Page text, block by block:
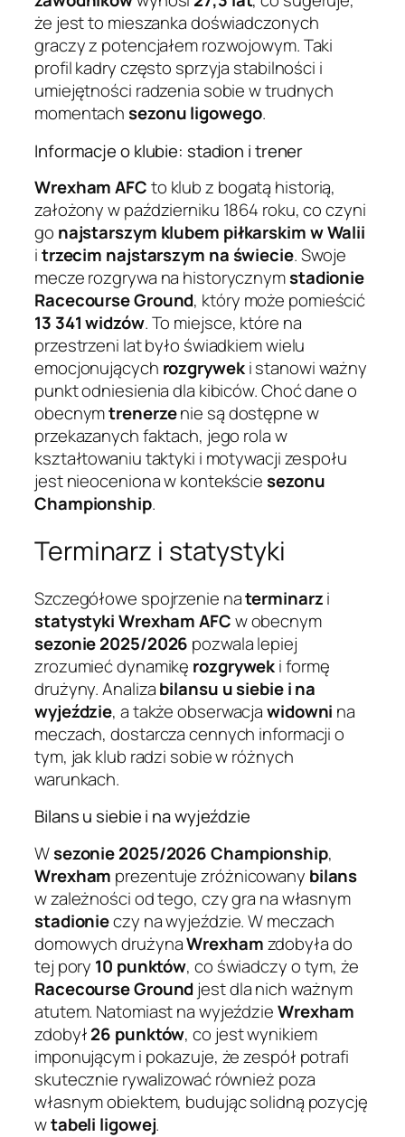
że jest to mieszanka doświadczonych
graczy z potencjałem rozwojowym. Taki
profil kadry często sprzyja stabilności i
umiejętności radzenia sobie w trudnych
momentachsezonu ligowego.
Informacje o klubie: stadion i trener
Wrexham AFCto klub z bogatą historią,
założony w październiku 1864 roku, co czyni
go najstarszym klubem piłkarskim w Walii
itrzecim najstarszym na świecie. Swoje
mecze rozgrywa na historycznymstadionie
Racecourse Ground, który może pomieścić
13 341 widzów. To miejsce, które na
przestrzeni lat było świadkiem wielu
emocjonujących rozgryweki stanowi ważny
punkt odniesienia dla kibiców. Choć dane o
obecnymtrenerzenie są dostępne w
przekazanych faktach, jego rola w
kształtowaniu taktyki i motywacji zespołu
jest nieoceniona w kontekściesezonu
Championship.
Terminarz i statystyki
Szczegółowe spojrzenie naterminarzi
statystykiWrexham AFCw obecnym
sezonie 2025/2026 pozwala lepiej
zrozumieć dynamikę rozgryweki formę
drużyny. Analizabilansu u siebie i na
wyjeździe, a także obserwacjawidowni na
meczach, dostarcza cennych informacji o
tym, jak klub radzi sobie w różnych
warunkach.
Bilans u siebie i na wyjeździe
Wsezonie 2025/2026 Championship,
Wrexham prezentuje zróżnicowany bilans
w zależności od tego, czy gra na własnym
stadionieczy na wyjeździe. W meczach
domowych drużynaWrexhamzdobyła do
tej pory 10 punktów, co świadczy o tym, że
Racecourse Groundjest dla nich ważnym
atutem. Natomiast na wyjeździeWrexham
zdobył26 punktów, co jest wynikiem
imponującym i pokazuje, że zespół potrafi
skutecznie rywalizować również poza
własnym obiektem, budując solidną pozycję
wtabeli ligowej.